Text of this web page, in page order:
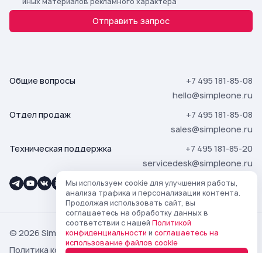
Отправить запрос
Мы используем cookie для улучшения работы,
анализа трафика и персонализации контента.
Продолжая использовать сайт, вы
соглашаетесь на обработку данных в
соответствии с нашей Политикой
конфиденциальности и соглашаетесь на
использование файлов cookie
Общие вопросы
+7 495 181-85-08
hello@simpleone.ru
Отдел продаж
+7 495 181-85-08
sales@simpleone.ru
Техническая поддержка
+7 495 181-85-20
servicedesk@simpleone.ru
© 2026 SimpleOne
Политика конфиденциальности